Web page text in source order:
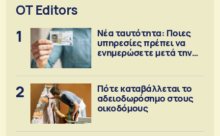
OT Editors
1
Νέα ταυτότητα: Ποιες
υπηρεσίες πρέπει να
ενημερώσετε μετά την
2
Πότε καταβάλλεται το
αδειοδωρόσημο στους
οικοδόμους